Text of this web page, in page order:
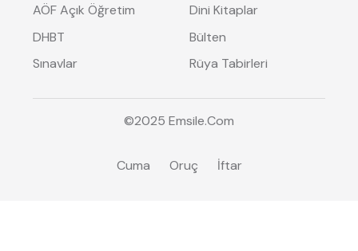
AÖF Açık Öğretim
DHBT
Sınavlar
Dini Kitaplar
Bülten
Rüya Tabirleri
©2025 Emsile.Com
Cuma Oruç İftar